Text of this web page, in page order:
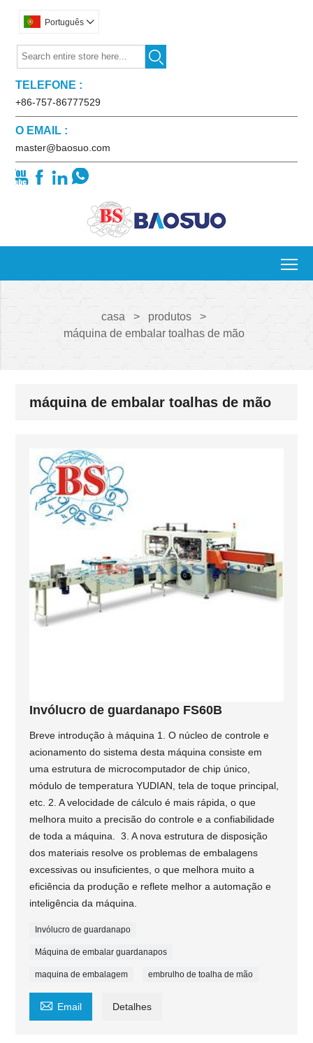
Português 

TELEFONE :
+86-757-86777529
O EMAIL :
master@baosuo.com
   
casa > produtos
>
máquina de embalar toalhas de mão
máquina de embalar toalhas de mão
Invólucro de guardanapo FS60B
Breve introdução à máquina 1. O núcleo de controle e
acionamento do sistema desta máquina consiste em
uma estrutura de microcomputador de chip único,
módulo de temperatura YUDIAN, tela de toque principal,
etc. 2. A velocidade de cálculo é mais rápida, o que
melhora muito a precisão do controle e a confiabilidade
de toda a máquina. 3. A nova estrutura de disposição
dos materiais resolve os problemas de embalagens
excessivas ou insuficientes, o que melhora muito a
eficiência da produção e reflete melhor a automação e
inteligência da máquina.
Invólucro de guardanapo
Máquina de embalar guardanapos
maquina de embalagem embrulho de toalha de mão
 Email Detalhes